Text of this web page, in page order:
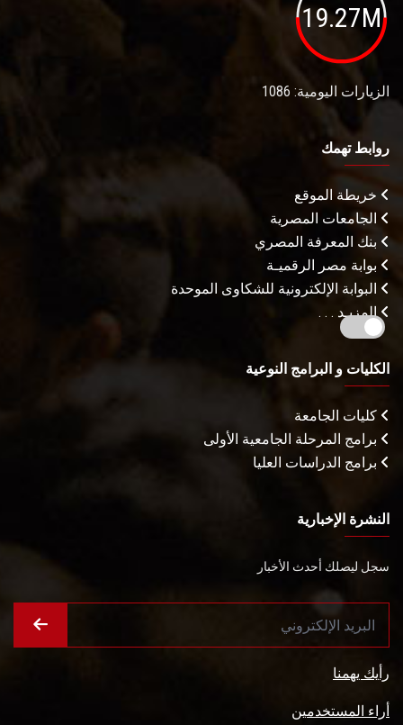
19.27M
الزيارات اليومية: 1086
روابط تهمك
خريطة الموقع
الجامعات المصرية
بنك المعرفة المصري
بوابة مصر الرقميـة
البوابة الإلكترونية للشكاوى الموحدة
المزيـد . . .
الكليات و البرامج النوعية
كليات الجامعة
برامج المرحلة الجامعية الأولى
برامج الدراسات العليا
النشرة الإخبارية
سجل ليصلك أحدث الأخبار
رأيك يهمنا
أراء المستخدمين